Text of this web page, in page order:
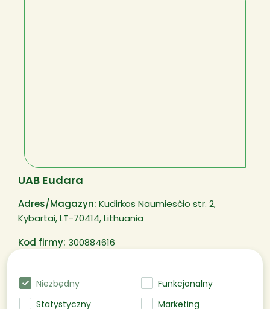
UAB Eudara
Adres/Magazyn: Kudirkos Naumiesčio str. 2,
Kybartai, LT-70414, Lithuania
Kod firmy: 300884616
Niezbędny
Funkcjonalny
Statystyczny
Marketing